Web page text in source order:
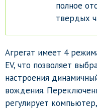
полное
твердых
Агрегат имеет 4
EV, что позволяет
настроения
вождения.
регулирует